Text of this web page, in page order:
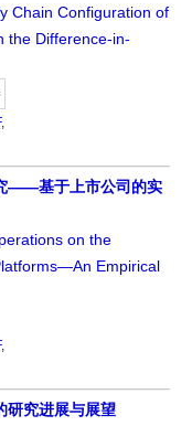
Chain Configuration of
the Difference-in-
,
——基于上市公司的实
on the
Empirical
,
研究进展与展望